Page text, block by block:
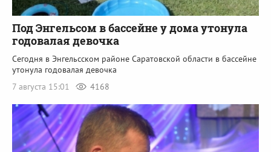
Под Энгельсом в бассейне у дома утонула
годовалая девочка
Сегодня в Энгельсском районе Саратовской области в бассейне
утонула годовалая девочка
7 августа 15:01
4168